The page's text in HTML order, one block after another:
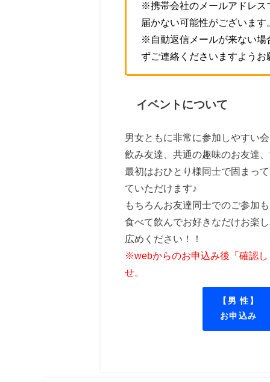
※携帯会社のメールアドレス
届かない可能性がございます
※自動返信メールが来ない場
ずご連絡くださいますようお
イベントについて
男女ともに非常に参加しやすい
飲み友達、共通の趣味のお友達
最初はおひとり様同士で固まっ
ていただけます♪
もちろんお友達同士でのご参加
食べて飲んでお好きなだけお楽
広めください！！
※webからのお申込み後「確認
せ。
【男 性】
お申込み